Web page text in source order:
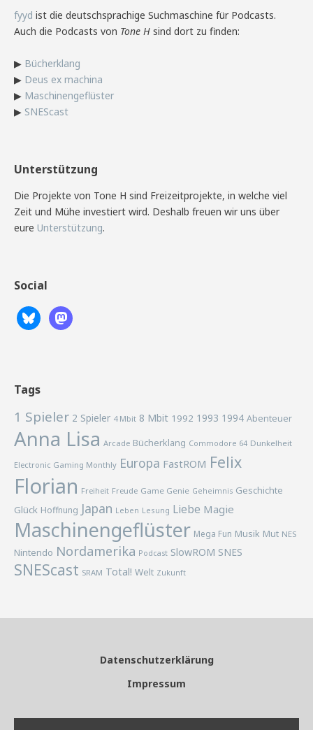
fyyd ist die deutschsprachige Suchmaschine für Podcasts.
Auch die Podcasts von Tone H sind dort zu finden:
▶ Bücherklang
▶ Deus ex machina
▶ Maschinengeflüster
▶ SNEScast
Unterstützung
Die Projekte von Tone H sind Freizeitprojekte, in welche viel
Zeit und Mühe investiert wird. Deshalb freuen wir uns über
eure Unterstützung.
Social
Tags
1 Spieler 2 Spieler 4 Mbit 8 Mbit 1992 1993 1994 Abenteuer
Anna Lisa Arcade Bücherklang Commodore 64 Dunkelheit
Electronic Gaming Monthly Europa FastROM Felix
Florian Freiheit Freude Game Genie Geheimnis Geschichte
Glück Hoffnung Japan Leben Lesung Liebe Magie
Maschinengeflüster Mega Fun Musik Mut NES
Nintendo Nordamerika Podcast SlowROM SNES
SNEScast SRAM Total! Welt Zukunft
Datenschutzerklärung
Impressum